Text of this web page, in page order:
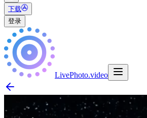
下载
登录
LivePhoto.video